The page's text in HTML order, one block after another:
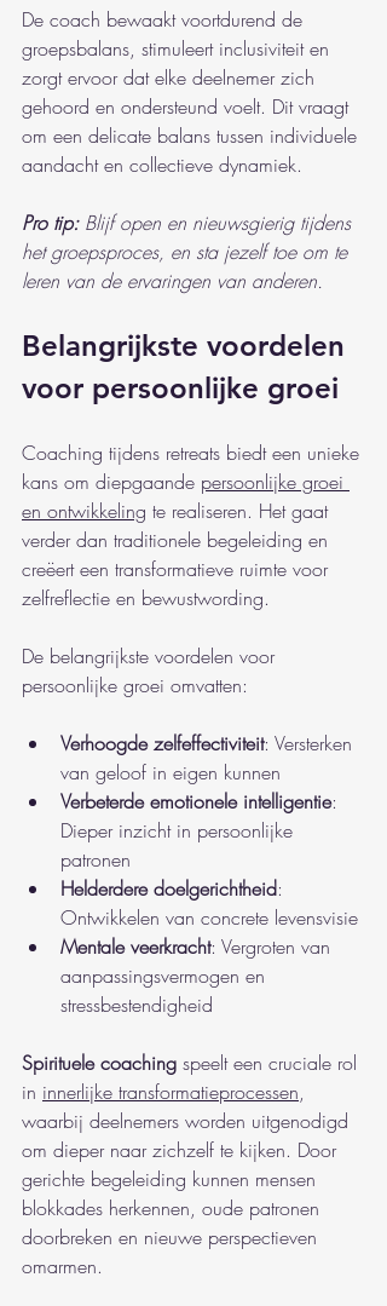
De coach bewaakt voortdurend de
groepsbalans, stimuleert inclusiviteit en
zorgt ervoor dat elke deelnemer zich
gehoord en ondersteund voelt. Dit vraagt
om een delicate balans tussen individuele
aandacht en collectieve dynamiek.
Pro tip: Blijf open en nieuwsgierig tijdens
het groepsproces, en sta jezelf toe om te
leren van de ervaringen van anderen.
Belangrijkste voordelen
voor persoonlijke groei
Coaching tijdens retreats biedt een unieke
kans om diepgaande persoonlijke groei
en ontwikkeling te realiseren. Het gaat
verder dan traditionele begeleiding en
creëert een transformatieve ruimte voor
zelfreflectie en bewustwording.
De belangrijkste voordelen voor
persoonlijke groei omvatten:
Verhoogde zelfeffectiviteit: Versterken
van geloof in eigen kunnen
Verbeterde emotionele intelligentie:
Dieper inzicht in persoonlijke
patronen
Helderdere doelgerichtheid:
Ontwikkelen van concrete levensvisie
Mentale veerkracht: Vergroten van
aanpassingsvermogen en
stressbestendigheid
Spirituele coaching speelt een cruciale rol
in innerlijke transformatieprocessen,
waarbij deelnemers worden uitgenodigd
om dieper naar zichzelf te kijken. Door
gerichte begeleiding kunnen mensen
blokkades herkennen, oude patronen
doorbreken en nieuwe perspectieven
omarmen.